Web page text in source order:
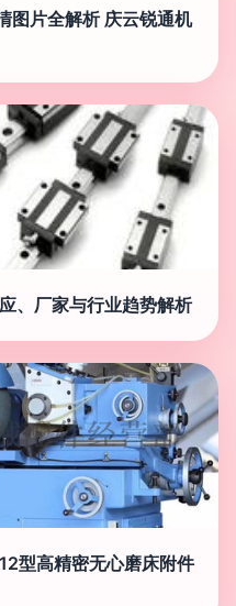
图片全解析 庆云锐通机
、厂家与行业趋势解析
型高精密无心磨床附件